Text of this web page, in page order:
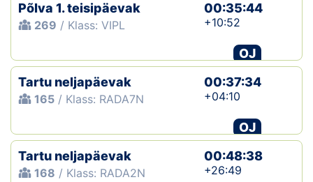
Põlva 1. teisipäevak
269 / Klass: VIPL
00:35:44
+10:52
OJ
Tartu neljapäevak
165 / Klass: RADA7N
00:37:34
+04:10
OJ
Tartu neljapäevak
168 / Klass: RADA2N
00:48:38
+26:49